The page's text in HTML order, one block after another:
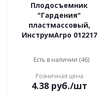
Плодосъемник
"Гардения"
пластмассовый,
ИнструмАгро 012217
Есть в наличии (46)
Розничная цена
4.38руб./шт